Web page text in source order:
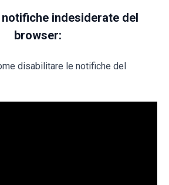
indesiderate del
browser:
disabilitare le notifiche del